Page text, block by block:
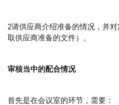
2请供应商介绍准备的情况，并
取供应商准备的文件）。
审核当中的配合情况
首先是在会议室的环节，需要：